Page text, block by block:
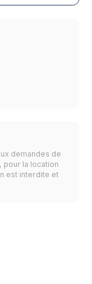
demandes de
pour la location
est interdite et